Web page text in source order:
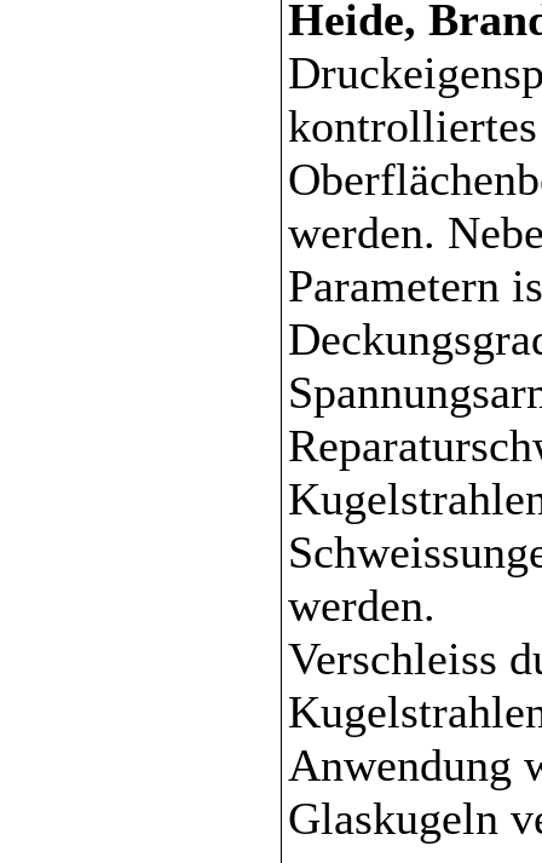
Heide,
werden.
Parametern
werden.
Verschleiss
Anwendung
Glaskugeln